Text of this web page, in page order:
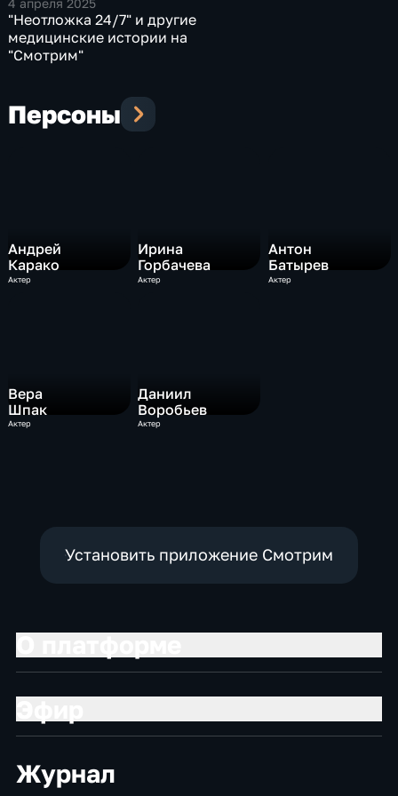
4 апреля 2025
"Неотложка 24/7" и другие
медицинские истории на
"Смотрим"
Персоны
Андрей
Карако
Актер
Ирина
Горбачева
Актер
Антон
Батырев
Актер
Вера
Шпак
Актер
Даниил
Воробьев
Актер
Установить приложение Смотрим
Журнал